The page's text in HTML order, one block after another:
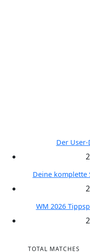
Der
Deine komplette
WM 2026
TOTAL MATCHES